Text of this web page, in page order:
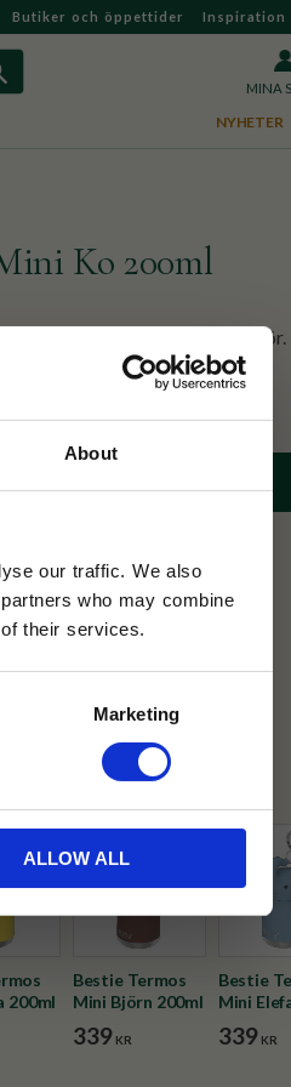
About
our traffic. We also
who may combine
their services.
Marketing
ALLOW ALL
Butiker och öppettider Inspiration
MINA
NYHETER
Ko 200ml
läcksäkert lock och
perfekt att ha med överallt!
dagar
200ml
Bestie Termos
Mini Björn 200ml
339 KR
Bestie
Mini
200ml
339 KR